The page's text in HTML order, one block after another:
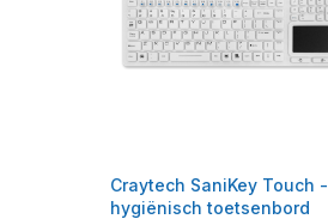
Craytech SaniKey Touch -
hygiënisch toetsenbord